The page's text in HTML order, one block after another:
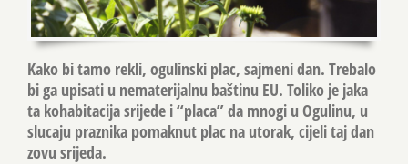
Kako bi tamo rekli, ogulinski plac, sajmeni dan. Trebalo
bi ga upisati u nematerijalnu baštinu EU. Toliko je jaka
ta kohabitacija srijede i “placa” da mnogi u Ogulinu, u
slucaju praznika pomaknut plac na utorak, cijeli taj dan
zovu srijeda.